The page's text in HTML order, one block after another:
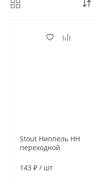
Stout Ниппель НН
переходной
х 3/8"
143 ₽ / шт